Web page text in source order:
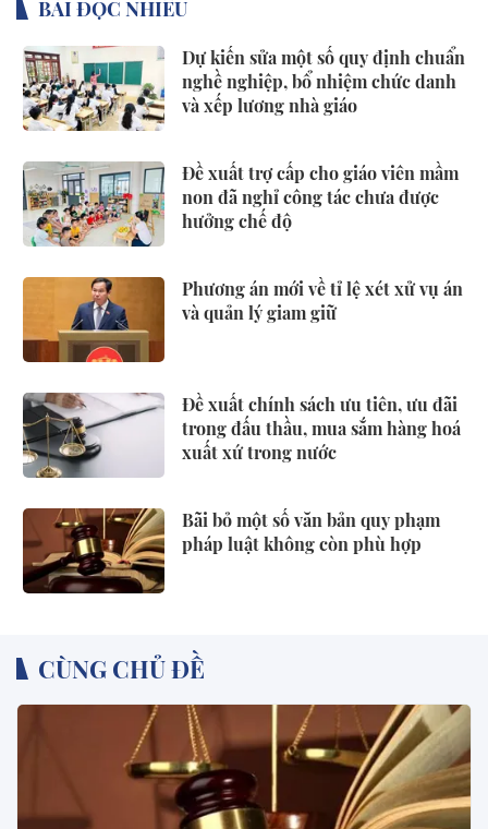
BÀI ĐỌC NHIỀU
Dự kiến sửa một số quy định chuẩn
nghề nghiệp, bổ nhiệm chức danh
và xếp lương nhà giáo
Đề xuất trợ cấp cho giáo viên mầm
non đã nghỉ công tác chưa được
hưởng chế độ
Phương án mới về tỉ lệ xét xử vụ án
và quản lý giam giữ
Đề xuất chính sách ưu tiên, ưu đãi
trong đấu thầu, mua sắm hàng hoá
xuất xứ trong nước
Bãi bỏ một số văn bản quy phạm
pháp luật không còn phù hợp
CÙNG CHỦ ĐỀ